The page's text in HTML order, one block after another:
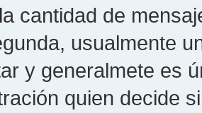
cantidad de
usualmente
y generalmete es
quien decide